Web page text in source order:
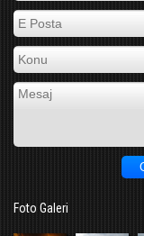
Foto Galeri